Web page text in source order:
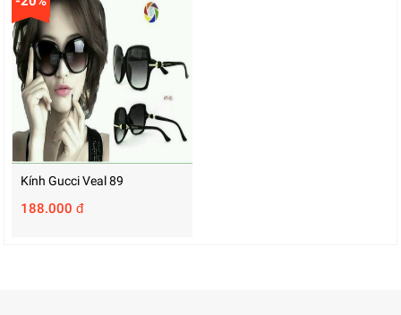
Kính Gucci Veal 89
188.000 đ